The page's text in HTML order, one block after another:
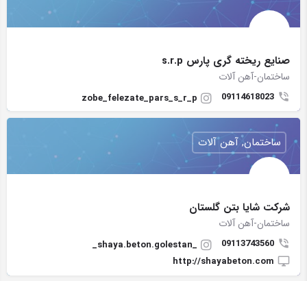
صنایع ریخته گری پارس s.r.p
ساختمان-آهن آلات
09114618023
zobe_felezate_pars_s_r_p
شرکت شایا بتن گلستان
ساختمان-آهن آلات
09113743560
_shaya.beton.golestan_
http://shayabeton.com
ساختمان, آهن آلات